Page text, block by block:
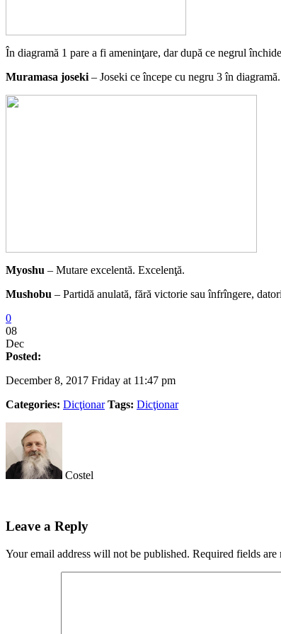
În diagramă 1 pare a fi ameninţare, dar după ce negrul
Muramasa joseki – Joseki ce începe cu negru 3 în
Myoshu – Mutare excelentă. Excelenţă.
Mushobu – Partidă anulată, fără victorie sau înfrîngere,
0
08
Dec
Posted:
December 8, 2017 Friday at 11:47 pm
Categories: Dicţionar Tags: Dicţionar
Costel
Leave a Reply
Your email address will not be published. Required fields are